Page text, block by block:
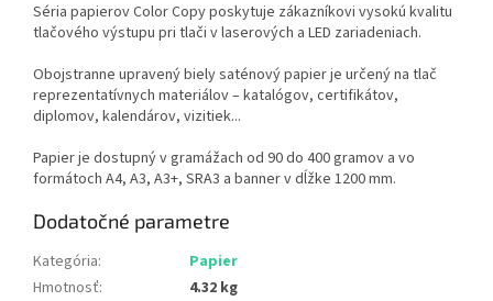
Séria papierov Color Copy poskytuje zákazníkovi vysokú kvalitu
tlačového výstupu pri tlači v laserových a LED zariadeniach.
Obojstranne upravený biely saténový papier je určený na tlač
reprezentatívnych materiálov – katalógov, certifikátov,
diplomov, kalendárov, vizitiek...
Papier je dostupný v gramážach od 90 do 400 gramov a vo
formátoch A4, A3, A3+, SRA3 a banner v dĺžke 1200 mm.
Dodatočné parametre
Kategória:
Papier
Hmotnosť:
4.32 kg